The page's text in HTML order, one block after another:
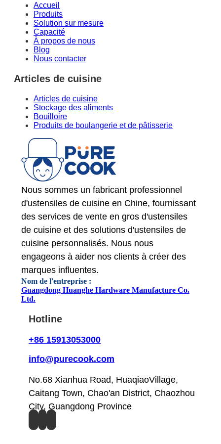
Accueil
Produits
Solution sur mesure
Capacité
À propos de nous
Blog
Nous contacter
Articles de cuisine
Articles de cuisine
Stockage des aliments
Bouilloire
Produits de boulangerie et de pâtisserie
Nous sommes un fabricant professionnel
d'ustensiles de cuisine en Chine, fournissant
des services de vente en gros d'ustensiles
de cuisine et des solutions d'ustensiles de
cuisine personnalisés. Nous nous
engageons à aider nos clients à créer des
marques influentes.
Nom de l'entreprise :
Guangdong Huanghe Hardware Manufacture Co.
Ltd.
Hotline
+86 15913053000
info@purecook.com
No.68 Xianhua Road, HuaqiaoVillage,
Caitang Town, Chao'an District, Chaozhou
City, Guangdong Province